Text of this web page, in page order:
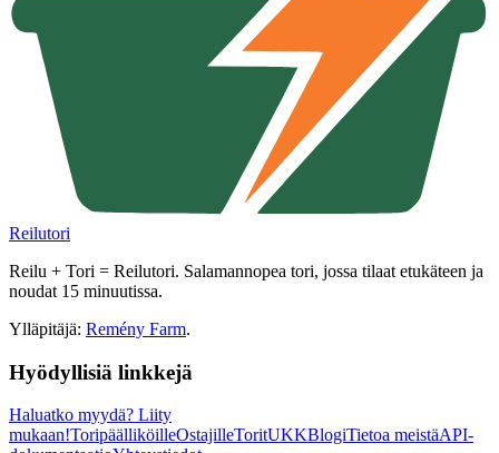
Reilutori
Reilu + Tori = Reilutori. Salamannopea tori, jossa tilaat etukäteen ja
noudat 15 minuutissa.
Ylläpitäjä: Remény Farm.
Hyödyllisiä linkkejä
Haluatko myydä? Liity
mukaan!ToripäälliköilleOstajilleToritUKKBlogiTietoa meistäAPI-